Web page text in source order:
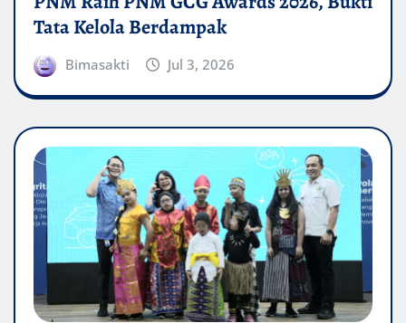
Tata Kelola Berdampak
Bimasakti Jul 3, 2026